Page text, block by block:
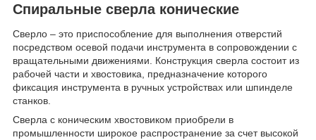
Спиральные сверла конические
Сверло – это приспособление для выполнения отверстий
посредством осевой подачи инструмента в сопровождении с
вращательными движениями. Конструкция сверла состоит из
рабочей части и хвостовика, предназначение которого
фиксация инструмента в ручных устройствах или шпинделе
станков.
Сверла с коническим хвостовиком приобрели в
промышленности широкое распространение за счет высокой